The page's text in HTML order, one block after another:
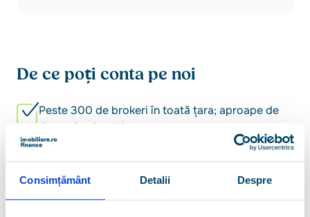
Consimțământ Detalii Despre
De ce poți conta pe noi
Peste 300 de brokeri în toată țara; aproape de
tine, oriunde ești
5/5 - nu e doar o notă, e confirmarea clienților
noștri că am rămas de partea lor